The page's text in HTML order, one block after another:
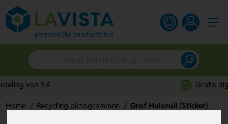
Home Recycling pictogrammen Grof Huisvuil (Sticker)